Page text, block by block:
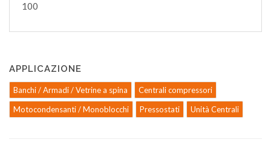
100
APPLICAZIONE
Banchi / Armadi / Vetrine a spina
Centrali compressori
Motocondensanti / Monoblocchi
Pressostati Unità Centrali